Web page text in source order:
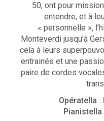
50, ont pour
entendre, et à
« personnelle »,
Monteverdi jusqu’à
cela à leurs
entrainés et une
paire de cordes
Opératella
Pianistella